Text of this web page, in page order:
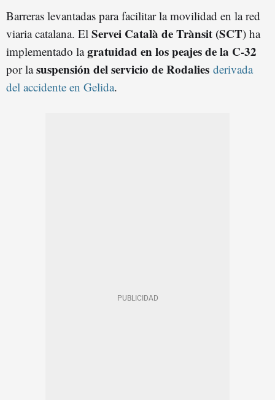
Barreras levantadas para facilitar la movilidad en la red
viaria catalana. El Servei Català de Trànsit (SCT) ha
implementado lagratuidad en los peajes de la C-32
por lasuspensión del servicio deRodalies derivada
del accidente en Gelida.